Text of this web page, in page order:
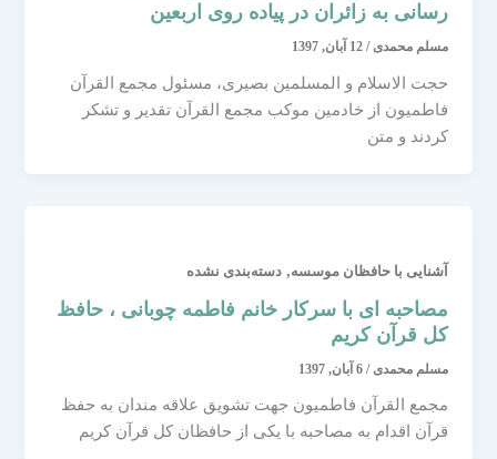
رسانی به زائران در پیاده روی اربعین
مسلم محمدی/12 آبان, 1397
حجت الاسلام و المسلمین بصیری، مسئول مجمع القرآن
فاطمیون از خادمین موکب مجمع القرآن تقدیر و تشکر
کردند و متن
آشنایی با حافظان موسسه,دسته‌بندی نشده
مصاحبه ای با سرکار خانم فاطمه چوبانی ، حافظ
کل قرآن کریم
مسلم محمدی/6 آبان, 1397
مجمع القرآن فاطمیون جهت تشویق علاقه مندان به حفظ
قرآن اقدام به مصاحبه با یکی از حافظان کل قرآن کریم